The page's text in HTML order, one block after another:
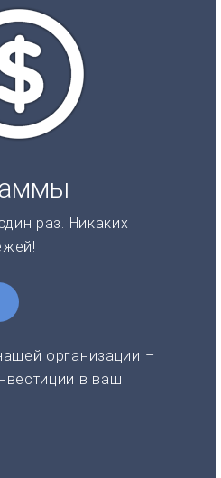
раз. Никаких
организации –
в ваш